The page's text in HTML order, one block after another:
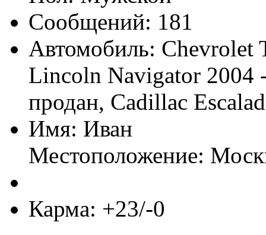
Сообщений: 181
Автомобиль: Chevrolet
Lincoln Navigator 2004
продан, Cadillac
Имя: Иван
Местоположение:
Карма: +23/-0